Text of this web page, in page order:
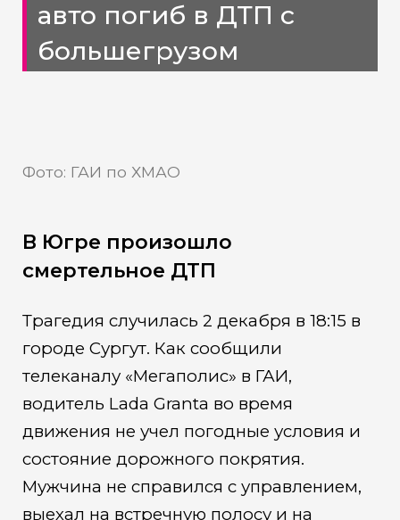
авто погиб в ДТП с
большегрузом
Фото: ГАИ по ХМАО
В Югре произошло
смертельное ДТП
Трагедия случилась 2 декабря в 18:15 в
городе Сургут. Как сообщили
телеканалу «Мегаполис» в ГАИ,
водитель Lada Granta во время
движения не учел погодные условия и
состояние дорожного покрятия.
Мужчина не справился с управлением,
выехал на встречную полосу и на